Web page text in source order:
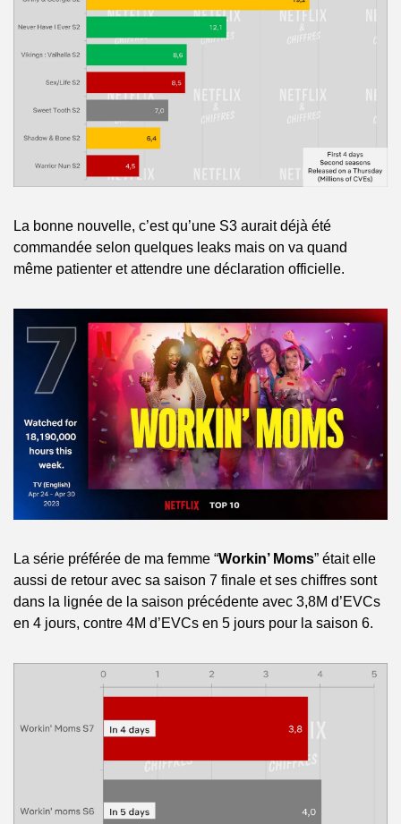
La bonne nouvelle, c’est qu’une S3 aurait déjà été
commandée selon quelques leaks mais on va quand
même patienter et attendre une déclaration officielle.
La série préférée de ma femme “Workin’ Moms” était elle
aussi de retour avec sa saison 7 finale et ses chiffres sont
dans la lignée de la saison précédente avec 3,8M d’EVCs
en 4 jours, contre 4M d’EVCs en 5 jours pour la saison 6.